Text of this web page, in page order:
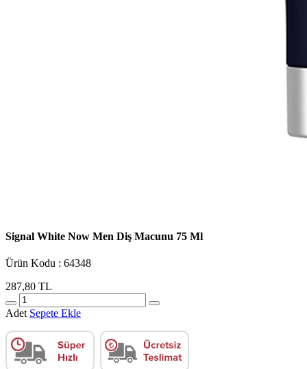
Signal White Now Men Diş Macunu 75 Ml
Ürün Kodu : 64348
287,80 TL
Adet Sepete Ekle